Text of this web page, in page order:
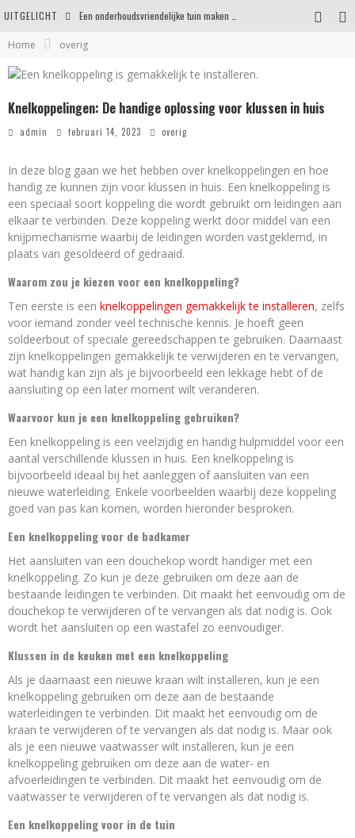
UITGELICHT
Waar je op moet letten voordat je een woning koopt
Waarom persoonlijk matrasadvies het verschil maakt
Home overig
Knelkoppelingen: De handige oplossing voor klussen in huis
admin februari 14, 2023 overig
In deze blog gaan we het hebben over knelkoppelingen en hoe
handig ze kunnen zijn voor klussen in huis. Een knelkoppeling is
een speciaal soort koppeling die wordt gebruikt om leidingen aan
elkaar te verbinden. Deze koppeling werkt door middel van een
knijpmechanisme waarbij de leidingen worden vastgeklemd, in
plaats van gesoldeerd of gedraaid.
Waarom zou je kiezen voor een knelkoppeling?
Ten eerste is een knelkoppelingen gemakkelijk te installeren, zelfs
voor iemand zonder veel technische kennis. Je hoeft geen
soldeerbout of speciale gereedschappen te gebruiken. Daarnaast
zijn knelkoppelingen gemakkelijk te verwijderen en te vervangen,
wat handig kan zijn als je bijvoorbeeld een lekkage hebt of de
aansluiting op een later moment wilt veranderen.
Waarvoor kun je een knelkoppeling gebruiken?
Een knelkoppeling is een veelzijdig en handig hulpmiddel voor een
aantal verschillende klussen in huis. Een knelkoppeling is
bijvoorbeeld ideaal bij het aanleggen of aansluiten van een
nieuwe waterleiding. Enkele voorbeelden waarbij deze koppeling
goed van pas kan komen, worden hieronder besproken.
Een knelkoppeling voor de badkamer
Het aansluiten van een douchekop wordt handiger met een
knelkoppeling. Zo kun je deze gebruiken om deze aan de
bestaande leidingen te verbinden. Dit maakt het eenvoudig om de
douchekop te verwijderen of te vervangen als dat nodig is. Ook
wordt het aansluiten op een wastafel zo eenvoudiger.
Klussen in de keuken met een knelkoppeling
Als je daarnaast een nieuwe kraan wilt installeren, kun je een
knelkoppeling gebruiken om deze aan de bestaande
waterleidingen te verbinden. Dit maakt het eenvoudig om de
kraan te verwijderen of te vervangen als dat nodig is. Maar ook
als je een nieuwe vaatwasser wilt installeren, kun je een
knelkoppeling gebruiken om deze aan de water- en
afvoerleidingen te verbinden. Dit maakt het eenvoudig om de
vaatwasser te verwijderen of te vervangen als dat nodig is.
Een knelkoppeling voor in de tuin